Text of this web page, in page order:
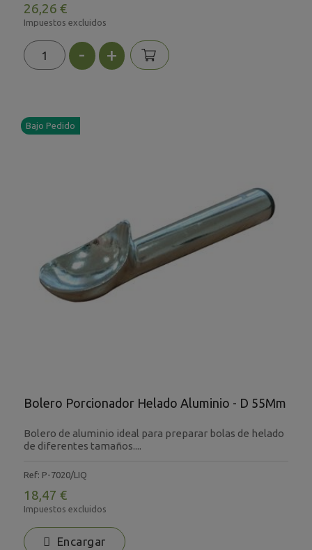
26,26 €
Impuestos excluidos
- +
Bolero Porcionador Helado Aluminio - D 55Mm
Bolero de aluminio ideal para preparar bolas de helado
de diferentes tamaños....
Ref: P-7020/LIQ
18,47 €
Impuestos excluidos
Encargar
Bajo Pedido